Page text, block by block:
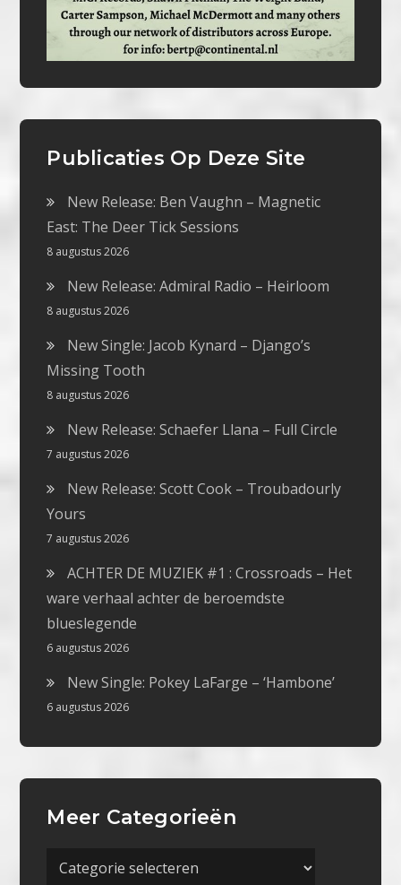
Publicaties Op Deze Site
New Release: Ben Vaughn – Magnetic
East: The Deer Tick Sessions
8 augustus 2026
New Release: Admiral Radio – Heirloom
8 augustus 2026
New Single: Jacob Kynard – Django’s
Missing Tooth
8 augustus 2026
New Release: Schaefer Llana – Full Circle
7 augustus 2026
New Release: Scott Cook – Troubadourly
Yours
7 augustus 2026
ACHTER DE MUZIEK #1 : Crossroads – Het
ware verhaal achter de beroemdste
blueslegende
6 augustus 2026
New Single: Pokey LaFarge – ‘Hambone’
6 augustus 2026
Meer Categorieën
Meer